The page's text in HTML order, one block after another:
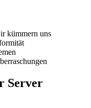
kümmern uns
Server